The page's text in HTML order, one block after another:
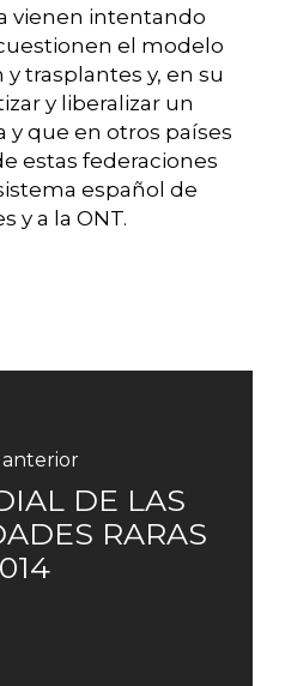
vienen intentando
el modelo
trasplantes y, en su
y liberalizar un
que en otros países
estas federaciones
español de
y a la ONT.
anterior
DE LAS
RARAS